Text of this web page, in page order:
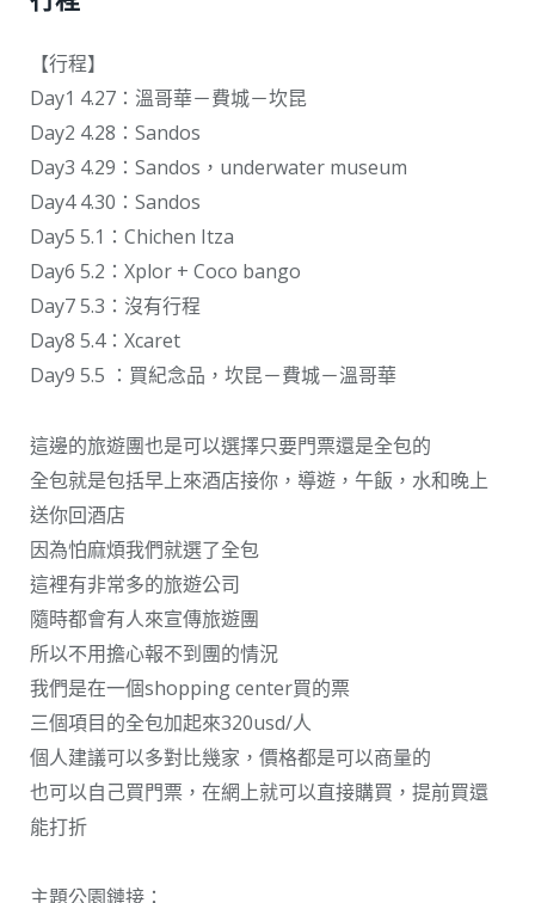
【行程】
Day1 4.27：溫哥華－費城－坎昆
Day2 4.28：Sandos
Day3 4.29：Sandos，underwater museum
Day4 4.30：Sandos
Day5 5.1：Chichen Itza
Day6 5.2：Xplor + Coco bango
Day7 5.3：沒有行程
Day8 5.4：Xcaret
Day9 5.5 ：買紀念品，坎昆－費城－溫哥華
這邊的旅遊團也是可以選擇只要門票還是全包的
全包就是包括早上來酒店接你，導遊，午飯，水和晚上
送你回酒店
因為怕麻煩我們就選了全包
這裡有非常多的旅遊公司
隨時都會有人來宣傳旅遊團
所以不用擔心報不到團的情況
我們是在一個shopping center買的票
三個項目的全包加起來320usd/人
個人建議可以多對比幾家，價格都是可以商量的
也可以自己買門票，在網上就可以直接購買，提前買還
能打折
主題公園鏈接：